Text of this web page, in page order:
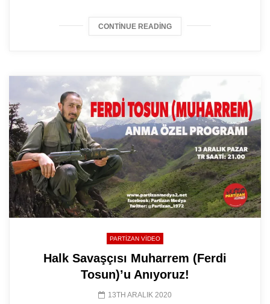
CONTINUE READING
PARTIZAN VIDEO
Halk Savaşçısı Muharrem (Ferdi
Tosun)’u Anıyoruz!
13TH ARALIK 2020